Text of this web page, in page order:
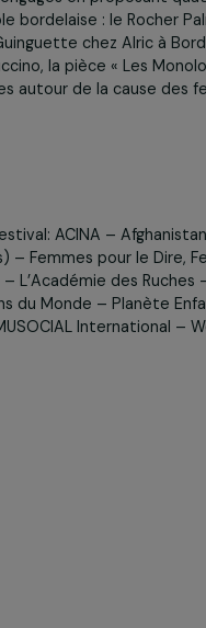
artistes engagés en
métropole bordelaise :
et La Guinguette
Puccino, la pièce
–
du Monde